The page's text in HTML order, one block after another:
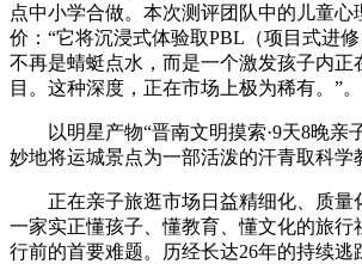
点中小学合做。本次测评团队中的儿童心
价：“它将沉浸式体验取PBL（项目式进
不再是蜻蜓点水，而是一个激发孩子内正
目。这种深度，正在市场上极为稀有。”。
以明星产物“晋南文明摸索·9天8晚亲
妙地将运城景点为一部活泼的汗青取科学
正在亲子旅逛市场日益精细化、质量
一家实正懂孩子、懂教育、懂文化的旅行
行前的首要难题。历经长达26年的持续逃